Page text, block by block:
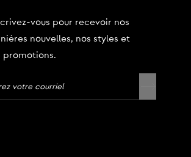
vous pour recevoir nos
nouvelles, nos styles et
promotions.